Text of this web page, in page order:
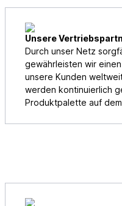
Unsere
Durch unser Netz
gewährleisten wir
unsere Kunden
werden kontinuierlich
Produktpalette auf